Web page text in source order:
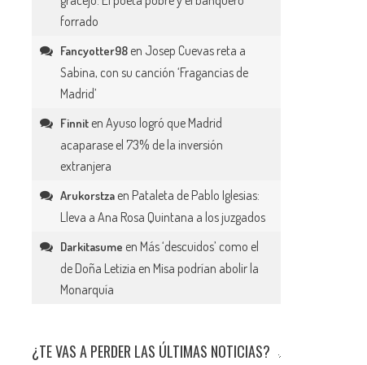
forrado
Fancyotter98 en Josep Cuevas reta a
Sabina, con su canción ‘Fragancias de
Madrid’
Finnit enAyuso logró que Madrid
acaparase el 73% de la inversión
extranjera
Arukorstza en Pataleta de Pablo Iglesias:
Lleva a Ana Rosa Quintana a los juzgados
Darkitasume en Más ‘descuidos’ como el
de Doña Letizia en Misa podrían abolir la
Monarquía
¿TE VAS A PERDER LAS ÚLTIMAS NOTICIAS?